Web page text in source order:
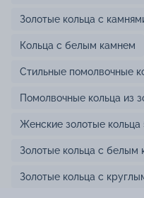
Золотые кольца с
Кольца с белым камнем
Стильные помолвочные
Помолвочные кольца из
Женские золотые
Золотые кольца с белым
Золотые кольца с